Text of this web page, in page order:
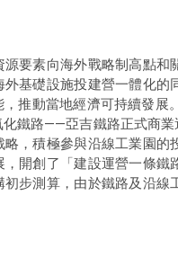
要素向海外戰略制高點
外基礎設施投建營一體化
推動當地經濟可持續發展
鐵路——亞吉鐵路正式商
，積極參與沿線工業園
開創了「建設運營一條
初步測算，由於鐵路及沿